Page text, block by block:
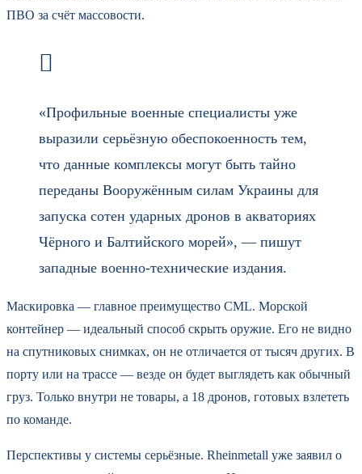
ПВО за счёт массовости.
«Профильные военные специалисты уже
выразили серьёзную обеспокоенность тем,
что данные комплексы могут быть тайно
переданы Вооружённым силам Украины для
запуска сотен ударных дронов в акваториях
Чёрного и Балтийского морей», — пишут
западные военно-технические издания.
Маскировка — главное преимущество CML. Морской
контейнер — идеальный способ скрыть оружие. Его не видно
на спутниковых снимках, он не отличается от тысяч других. В
порту или на трассе — везде он будет выглядеть как обычный
груз. Только внутри не товары, а 18 дронов, готовых взлететь
по команде.
Перспективы у системы серьёзные. Rheinmetall уже заявил о